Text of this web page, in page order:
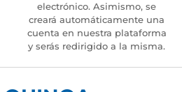
electrónico. Asimismo, se
creará automáticamente una
cuenta en nuestra plataforma
y serás redirigido a la misma.